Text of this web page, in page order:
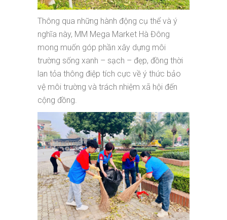
Thông qua những hành động cụ thể và ý
nghĩa này, MM Mega Market Hà Đông
mong muốn góp phần xây dựng môi
trường sống xanh – sạch – đẹp, đồng thời
lan tỏa thông điệp tích cực về ý thức bảo
vệ môi trường và trách nhiệm xã hội đến
cộng đồng.